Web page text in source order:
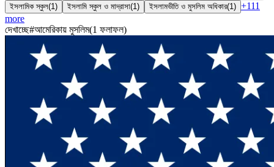
ইসলামিক স্কুল(1 ) ইসলামি স্কুল ও মাদ্রাসা(1 ) ইসলামভীতি ও মুসলিম অধিকার(1 ) +111
more
দেখাচ্ছে#আমেরিকায় মুসলিম(1 ফলাফল)